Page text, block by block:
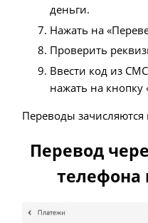
деньги.
Нажать на
Проверить
Ввести код из
нажать на кнопку
Переводы
Перевод
телефона